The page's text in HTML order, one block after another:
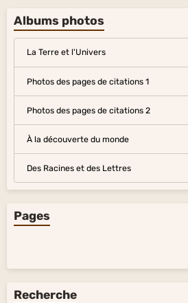
Albums photos
La Terre et l'Univers
Photos des pages de citations 1
Photos des pages de citations 2
À la découverte du monde
Des Racines et des Lettres
Pages
Recherche